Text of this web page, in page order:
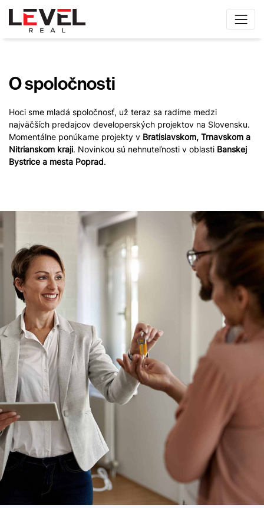
O spoločnosti
Hoci sme mladá spoločnosť, už teraz sa radíme medzi
najväčších predajcov developerských projektov na Slovensku.
Momentálne ponúkame projekty v Bratislavskom, Trnavskom a
Nitrianskom kraji. Novinkou sú nehnuteľnosti v oblasti Banskej
Bystrice a mesta Poprad.